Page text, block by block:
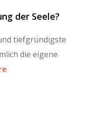
der Seele?
tiefgründigste
die eigene